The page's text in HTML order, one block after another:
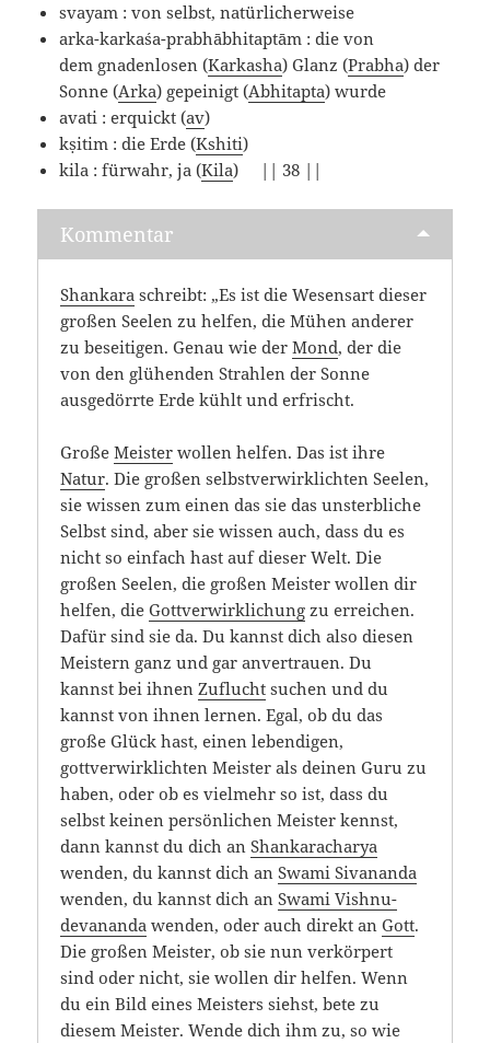
svayam : von selbst, natürlicherweise
arka-karkaśa-prabhābhitaptām : die von
dem gnadenlosen (Karkasha) Glanz (Prabha) der
Sonne (Arka) gepeinigt (Abhitapta) wurde
avati : erquickt (av)
kṣitim : die Erde (Kshiti)
kila : fürwahr, ja (Kila) || 38 ||
Kommentar
Shankara schreibt: „Es ist die Wesensart dieser
großen Seelen zu helfen, die Mühen anderer
zu beseitigen. Genau wie derMond, der die
von den glühenden Strahlen der Sonne
ausgedörrte Erde kühlt und erfrischt.
GroßeMeister wollen helfen. Das ist ihre
Natur. Die großen selbstverwirklichten Seelen,
sie wissen zum einen das sie das unsterbliche
Selbst sind, aber sie wissen auch, dass du es
nicht so einfach hast auf dieser Welt. Die
großen Seelen, die großen Meister wollen dir
helfen, dieGottverwirklichung zu erreichen.
Dafür sind sie da. Du kannst dich also diesen
Meistern ganz und gar anvertrauen. Du
kannst bei ihnenZuflucht suchen und du
kannst von ihnen lernen. Egal, ob du das
große Glück hast, einen lebendigen,
gottverwirklichten Meister als deinen Guru zu
haben, oder ob es vielmehr so ist, dass du
selbst keinen persönlichen Meister kennst,
dann kannst du dich anShankaracharya
wenden, du kannst dich anSwami Sivananda
wenden, du kannst dich anSwami Vishnu-
devananda wenden, oder auch direkt anGott.
Die großen Meister, ob sie nun verkörpert
sind oder nicht, sie wollen dir helfen. Wenn
du ein Bild eines Meisters siehst, bete zu
diesem Meister. Wende dich ihm zu, so wie